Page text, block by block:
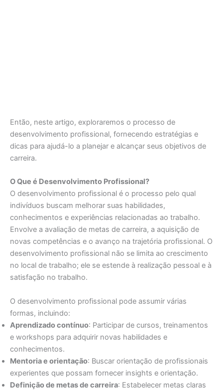
Então, neste artigo, exploraremos o processo de
desenvolvimento profissional, fornecendo estratégias e
dicas para ajudá-lo a planejar e alcançar seus objetivos de
carreira.
O Que é Desenvolvimento Profissional?
O desenvolvimento profissional é o processo pelo qual
indivíduos buscam melhorar suas habilidades,
conhecimentos e experiências relacionadas ao trabalho.
Envolve a avaliação de metas de carreira, a aquisição de
novas competências e o avanço na trajetória profissional. O
desenvolvimento profissional não se limita ao crescimento
no local de trabalho; ele se estende à realização pessoal e à
satisfação no trabalho.
O desenvolvimento profissional pode assumir várias
formas, incluindo:
Aprendizado contínuo: Participar de cursos, treinamentos
e workshops para adquirir novas habilidades e
conhecimentos.
Mentoria e orientação: Buscar orientação de profissionais
experientes que possam fornecer insights e orientação.
Definição de metas de carreira: Estabelecer metas claras